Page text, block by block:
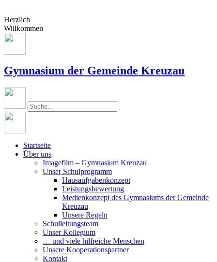
Herzlich
Willkommen
Gymnasium der Gemeinde Kreuzau
Startseite
Über uns
Imagefilm – Gymnasium Kreuzau
Unser Schulprogramm
Hausaufgabenkonzept
Leistungsbewertung
Medienkonzept des Gymnasiums der Gemeinde
Kreuzau
Unsere Regeln
Schulleitungsteam
Unser Kollegium
… und viele hilfreiche Menschen
Unsere Kooperationspartner
Kontakt